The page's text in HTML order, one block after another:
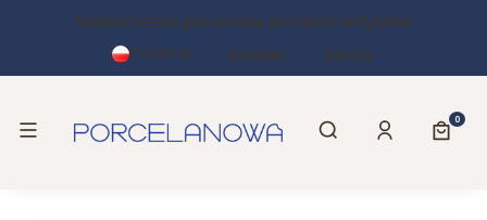
Nowoczesna porcelana polskich artystów
POLSKI ZŁ Kontakt Zwroty
Menu Otwórz
Szukaj Zaloguj się